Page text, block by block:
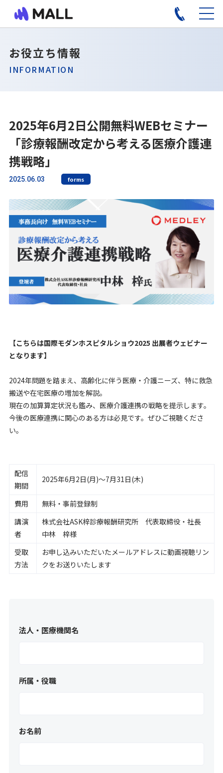
お役立ち情報
INFORMATION
2025年6月2日公開無料WEBセミナー
「診療報酬改定から考える医療介護連
携戦略」
2025.06.03 forms
【こちらは国際モダンホスピタルショウ2025 出展者ウェビナー
となります】
2024年問題を踏まえ、高齢化に伴う医療・介護ニーズ、特に救急
搬送や在宅医療の増加を解説。
現在の加算算定状況も鑑み、医療介護連携の戦略を提示します。
今後の医療連携に関心のある方は必見です。ぜひご視聴くださ
い。
配信
期間
2025年6月2日(月)～7月31日(木)
費用
無料・事前登録制
講演
者
株式会社ASK梓診療報酬研究所 代表取締役・社長
中林 梓様
受取
方法
お申し込みいただいたメールアドレスに動画視聴リン
クをお送りいたします
法人・医療機関名
所属・役職
お名前